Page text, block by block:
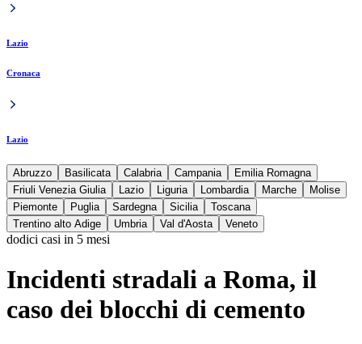
Lazio
Cronaca
Lazio
Abruzzo Basilicata Calabria Campania
Emilia Romagna
Friuli Venezia Giulia
Lazio Liguria Lombardia Marche
Molise
Piemonte
Puglia Sardegna Sicilia
Toscana
Trentino alto Adige
Umbria Val d'Aosta Veneto
dodici casi in 5 mesi
Incidenti stradali a Roma, il
caso dei blocchi di cemento